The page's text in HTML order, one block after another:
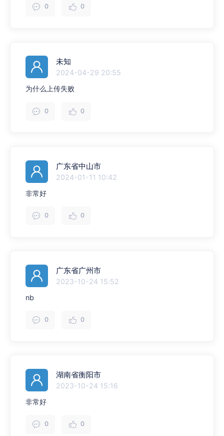
0 0
未知
2024-04-29 20:55
为什么上传失败
0 0
广东省中山市
2024-01-11 10:42
非常好
0 0
广东省广州市
2023-10-24 15:52
nb
0 0
湖南省衡阳市
2023-10-24 15:16
非常好
0 0